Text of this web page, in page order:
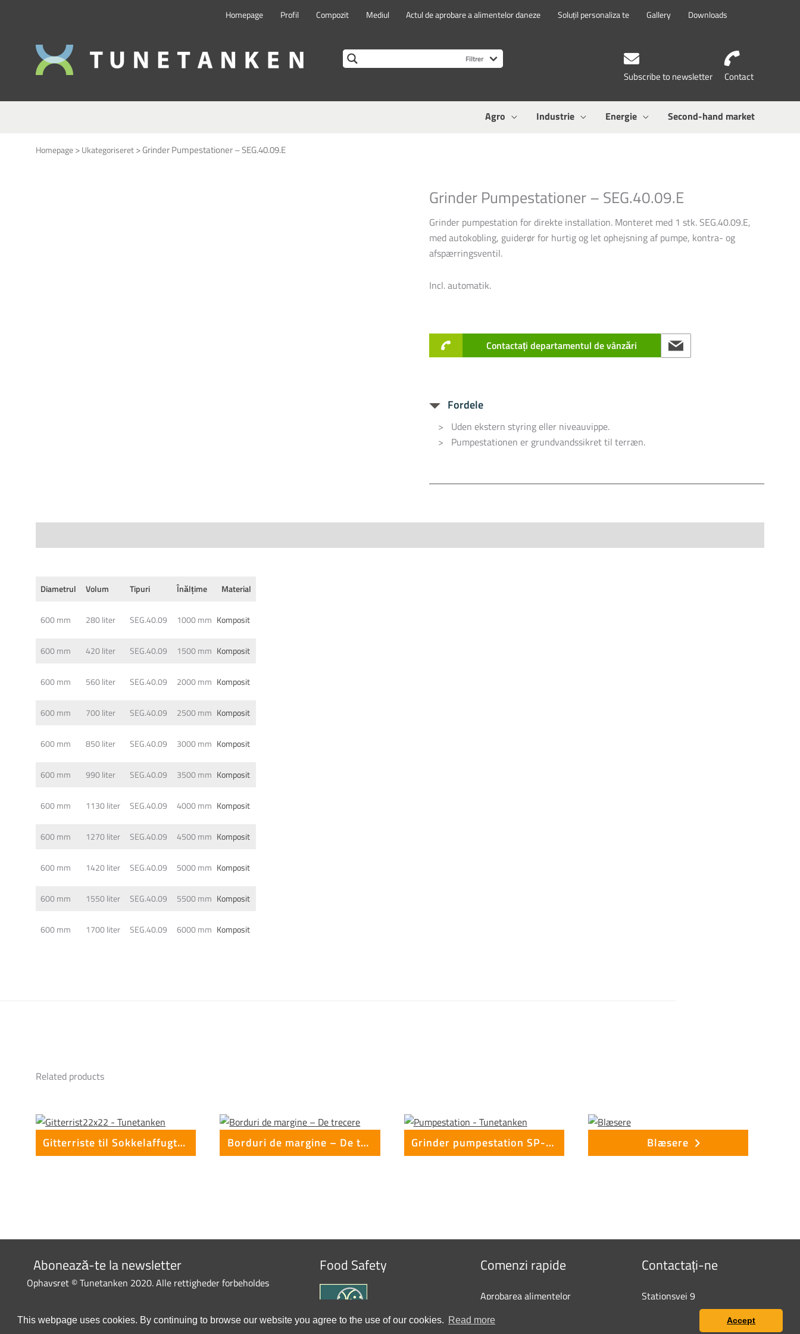
This webpage uses cookies. By continuing to browse our website you agree to the use of our cookies. Read more Accept
Homepage Profil Compozit Mediul Actul de aprobare a alimentelor daneze Soluțil personaliza te Gallery Downloads
Subscribe to newsletter Contact
Agro Industrie Energie Second-hand market
Homepage > Ukategoriseret >Grinder Pumpestationer – SEG.40.09.E
Grinder Pumpestationer – SEG.40.09.E
Grinder pumpestation for direkte installation. Monteret med 1 stk. SEG.40.09.E,
med autokobling, guiderør for hurtig og let ophejsning af pumpe, kontra- og
afspærringsventil.
Incl. automatik.
Contactați departamentul de vânzări
Fordele
Uden ekstern styring eller niveauvippe.
Pumpestationen er grundvandssikret til terræn.
Diametrul Volum Tipuri Înălțime Material
600 mm 280 liter SEG.40.09 1000 mm Komposit
600 mm 420 liter SEG.40.09 1500 mm Komposit
600 mm 560 liter SEG.40.09 2000 mm Komposit
600 mm 700 liter SEG.40.09 2500 mm Komposit
600 mm 850 liter SEG.40.09 3000 mm Komposit
600 mm 990 liter SEG.40.09 3500 mm Komposit
600 mm 1130 liter SEG.40.09 4000 mm Komposit
600 mm 1270 liter SEG.40.09 4500 mm Komposit
600 mm 1420 liter SEG.40.09 5000 mm Komposit
600 mm 1550 liter SEG.40.09 5500 mm Komposit
600 mm 1700 liter SEG.40.09 6000 mm Komposit
Related products
Gitterriste til Sokkelaffugter (stål) – 22 x 22 x 25 mm Borduri de margine – De trecere Grinder pumpestation SP-DXG 25-11 Blæsere
Abonează-te la newsletter
Ophavsret © Tunetanken 2020. Alle rettigheder forbeholdes
Food Safety Comenzi rapide
Aprobarea alimentelor
Politica de confidențialitate
Contactați-ne
Stationsvej 9
+45 7697 3000